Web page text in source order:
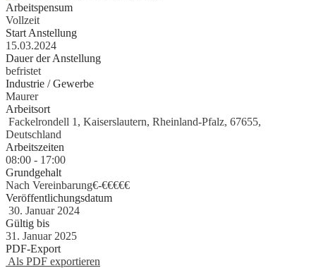
Arbeitspensum
Vollzeit
Start Anstellung
15.03.2024
Dauer der Anstellung
befristet
Industrie / Gewerbe
Maurer
Arbeitsort
Fackelrondell 1, Kaiserslautern, Rheinland-Pfalz, 67655,
Deutschland
Arbeitszeiten
08:00 - 17:00
Grundgehalt
Nach Vereinbarung€-€€€€€
Veröffentlichungsdatum
30. Januar 2024
Gültig bis
31. Januar 2025
PDF-Export
Als PDF exportieren